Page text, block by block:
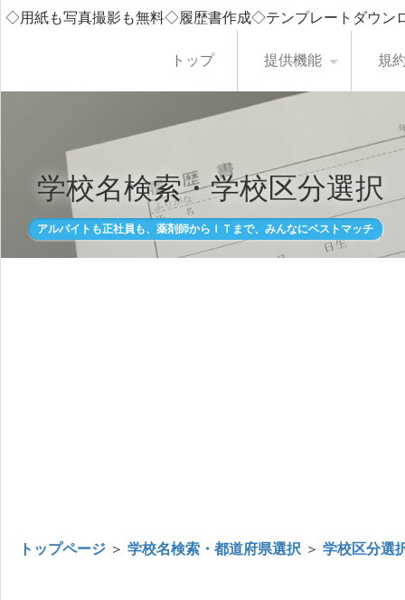
◇用紙も写真撮影も無料◇履歴書作成◇テンプレートダウ
トップ 提供機能 規
学校名検索・学校区分選択
アルバイトも正社員も、薬剤師からＩＴまで、みんなにベストマッチ
トップページ ＞ 学校名検索・都道府県選択 ＞ 学校区分選